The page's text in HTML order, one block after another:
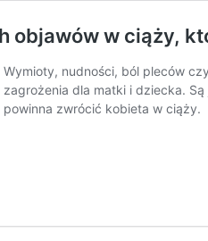
objawów w ciąży,
Wymioty, nudności, ból pleców
zagrożenia dla matki i dziecka.
powinna zwrócić kobieta w